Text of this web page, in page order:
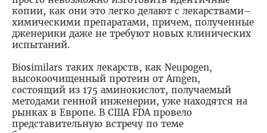
копии, как они это легко делают с лекарствами–
химическими препаратами, причем, полученные
дженерики даже не требуют новых клинических
испытаний.
Biosimilars таких лекарств, как Neupogen,
высокоочищенный протеин от Amgen,
состоящий из 175 аминокислот, получаемый
методами генной инженерии, уже находятся на
рынках в Европе. В США FDA провело
представительную встречу по теме